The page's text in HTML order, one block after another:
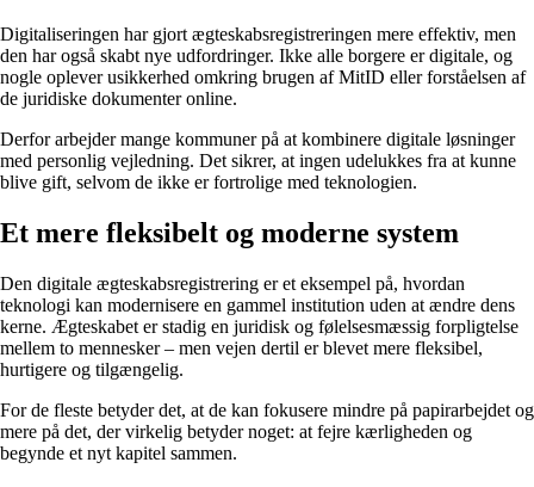
Digitaliseringen har gjort ægteskabsregistreringen mere effektiv, men
den har også skabt nye udfordringer. Ikke alle borgere er digitale, og
nogle oplever usikkerhed omkring brugen af MitID eller forståelsen af
de juridiske dokumenter online.
Derfor arbejder mange kommuner på at kombinere digitale løsninger
med personlig vejledning. Det sikrer, at ingen udelukkes fra at kunne
blive gift, selvom de ikke er fortrolige med teknologien.
Et mere fleksibelt og moderne system
Den digitale ægteskabsregistrering er et eksempel på, hvordan
teknologi kan modernisere en gammel institution uden at ændre dens
kerne. Ægteskabet er stadig en juridisk og følelsesmæssig forpligtelse
mellem to mennesker – men vejen dertil er blevet mere fleksibel,
hurtigere og tilgængelig.
For de fleste betyder det, at de kan fokusere mindre på papirarbejdet og
mere på det, der virkelig betyder noget: at fejre kærligheden og
begynde et nyt kapitel sammen.